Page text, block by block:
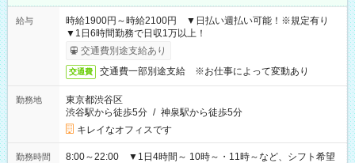
給与
時給1900円～時給2100円 ▼日払い週払い可能！※規定有り
▼1日6時間勤務で日収1万以上！
交通費別途支給あり
交通費 交通費一部別途支給 ※お仕事によって変動あり
勤務地
東京都渋谷区
渋谷駅から徒歩5分 / 神泉駅から徒歩5分
キレイなオフィスです
勤務時間
8:00～22:00 ▼1日4時間～ 10時～・11時～など、シフト希望